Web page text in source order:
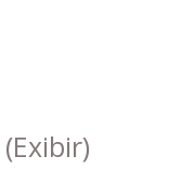
(Exibir)